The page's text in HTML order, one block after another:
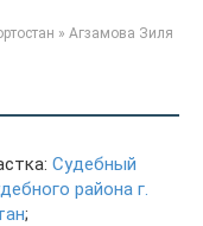
» Агзамова Зиля
Судебный
района г.
;